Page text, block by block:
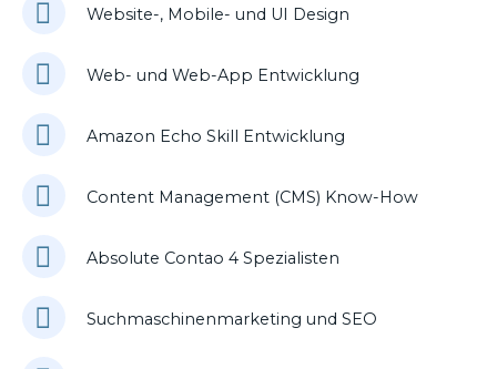
Website-, Mobile- und UI Design
Web- und Web-App Entwicklung
Amazon Echo Skill Entwicklung
Content Management (CMS) Know-How
Absolute Contao 4 Spezialisten
Suchmaschinenmarketing und SEO